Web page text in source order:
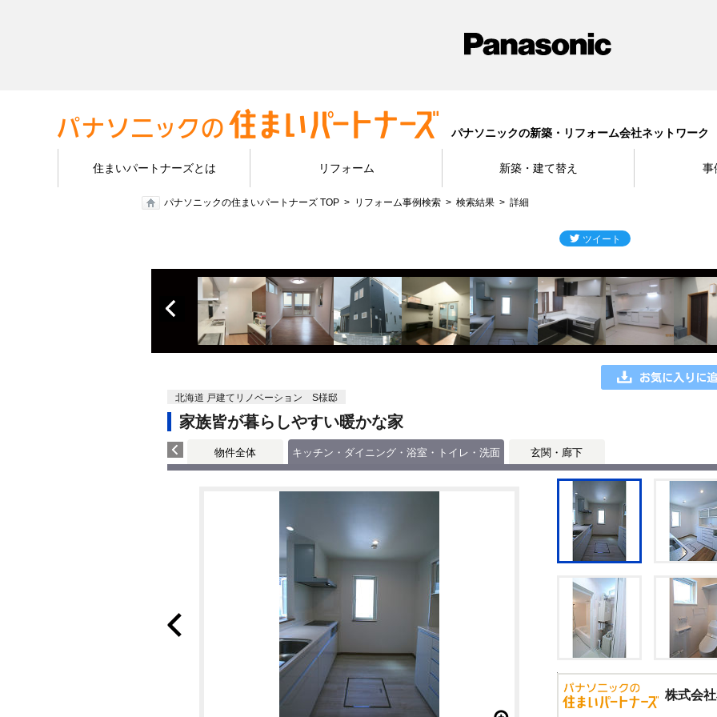
パナソニックの新築・リフォーム会社ネットワーク
住まいパートナーズとは リフォーム 新築・建て替え 事
パナソニックの住まいパートナーズ TOP リフォーム事例検索 検索結果 詳細
北海道 戸建てリノベーション S様邸
家族皆が暮らしやすい暖かな家
物件全体 キッチン・ダイニング・浴室・トイレ・洗面 玄関・廊下
株式会